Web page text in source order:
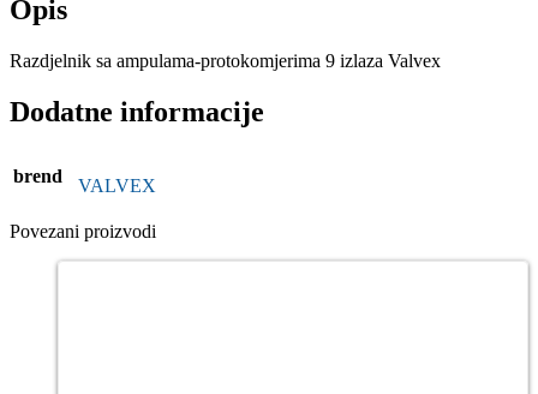
Opis
Razdjelnik sa ampulama-protokomjerima 9 izlaza Valvex
Dodatne informacije
brend VALVEX
Povezani proizvodi